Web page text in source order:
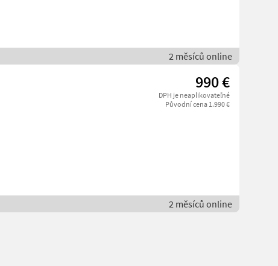
2 měsíců online
990 €
DPH je neaplikovateľné
Původní cena 1.990 €
2 měsíců online